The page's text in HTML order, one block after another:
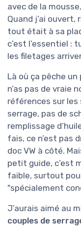
avec de la
Quand j’ai
tout était à sa
c’est l’essentiel :
les filetages
Là où ça pêche un
n’as pas de vraie
références sur les
serrage, pas de
remplissage
fais, ce n’est pas
doc VW à côté.
petit guide, c’est
faible, surtout
"spécialement
J’aurais aimé au
couples de